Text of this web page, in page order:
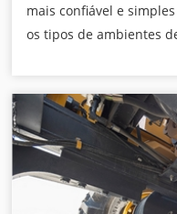
mais confiável e
os tipos de ambientes